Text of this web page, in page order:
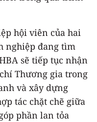
hội viên của hai
nghiệp đang tìm
sẽ tiếp tục nhận
Thương gia trong
và xây dựng
tác chặt chẽ giữa
phần lan tỏa